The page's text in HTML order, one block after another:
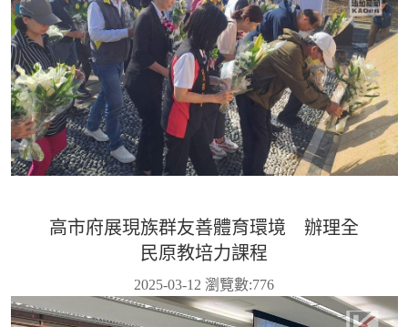
高市府展現族群友善體育環境 辦理全
民原教培力課程
2025-03-12 瀏覽數:776